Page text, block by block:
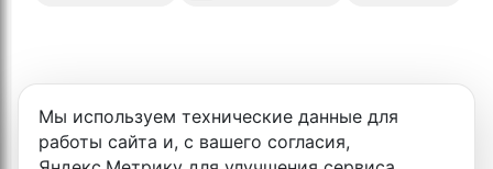
студии
Мы используем технические данные для
работы сайта и, с вашего согласия,